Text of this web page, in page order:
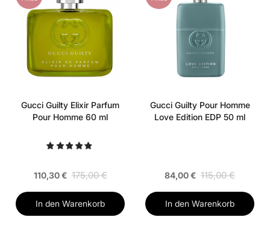
Gucci Guilty Elixir Parfum
Pour Homme 60 ml
110,30 € 175,00 €
In den Warenkorb
Gucci Guilty Pour Homme
Love Edition EDP 50 ml
84,00 € 115,00 €
In den Warenkorb